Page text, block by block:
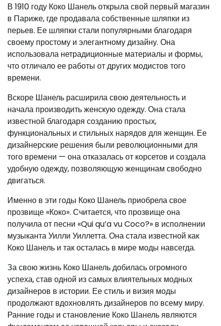
В 1910 году Коко Шанель открыла свой первый магазин
в Париже, где продавала собственные шляпки из
перьев. Ее шляпки стали популярными благодаря
своему простому и элегантному дизайну. Она
использовала нетрадиционные материалы и формы,
что отличало ее работы от других модистов того
времени.
Вскоре Шанель расширила свою деятельность и
начала производить женскую одежду. Она стала
известной благодаря созданию простых,
функциональных и стильных нарядов для женщин. Ее
дизайнерские решения были революционными для
того времени — она отказалась от корсетов и создала
удобную одежду, позволяющую женщинам свободно
двигаться.
Именно в эти годы Коко Шанель приобрела свое
прозвище «Коко». Считается, что прозвище она
получила от песни «Qui qu’a vu Coco?» в исполнении
музыканта Уилли Уиллетта. Она стала известной как
Коко Шанель и так осталась в мире моды навсегда.
За свою жизнь Коко Шанель добилась огромного
успеха, став одной из самых влиятельных модных
дизайнеров в истории. Ее стиль и визия моды
продолжают вдохновлять дизайнеров по всему миру.
Ранние годы и становление Коко Шанель являются